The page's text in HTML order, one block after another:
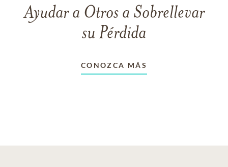
Ayudar a Otros a Sobrellevar
su Pérdida
CONOZCA MÁS